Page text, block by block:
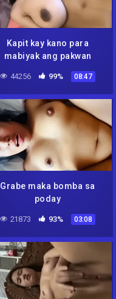
Kapit kay kano para
mabiyak ang pakwan
44256 99% 08:47
Grabe maka bomba sa
poday
21873 93% 03:08